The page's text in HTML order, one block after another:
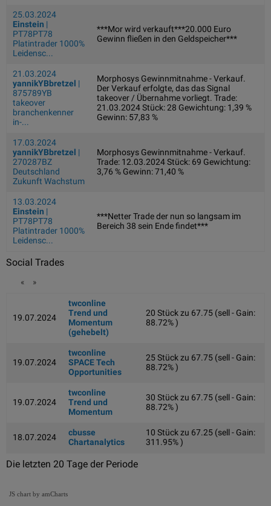
25.03.2024
Einstein |
PT78PT78
Platintrader 1000%
Leidensc...
***Mor wird verkauft***20.000 Euro
Gewinn fließen in den Geldspeicher***
21.03.2024
yannikYBbretzel |
875789YB
takeover
branchenkenner
in-...
Morphosys Gewinnmitnahme - Verkauf.
Der Verkauf erfolgte, das das Signal
takeover / Übernahme vorliegt. Trade:
21.03.2024 Stück: 28 Gewichtung: 1,39 %
Gewinn: 57,83 %
17.03.2024
yannikYBbretzel |
270287BZ
Deutschland
Zukunft Wachstum
Morphosys Gewinnmitnahme - Verkauf.
Trade: 12.03.2024 Stück: 69 Gewichtung:
3,76 % Gewinn: 71,40 %
13.03.2024
Einstein |
PT78PT78
Platintrader 1000%
Leidensc...
***Netter Trade der nun so langsam im
Bereich 38 sein Ende findet***
Social Trades
« »
19.07.2024
twconline
Trend und
Momentum
(gehebelt)
20 Stück zu 67.75 (sell - Gain:
88.72% )
19.07.2024
twconline
SPACE Tech
Opportunities
25 Stück zu 67.75 (sell - Gain:
88.72% )
19.07.2024
twconline
Trend und
Momentum
30 Stück zu 67.75 (sell - Gain:
88.72% )
18.07.2024
cbusse
Chartanalytics
10 Stück zu 67.25 (sell - Gain:
311.95% )
Die letzten 20 Tage der Periode
JS chart by amCharts